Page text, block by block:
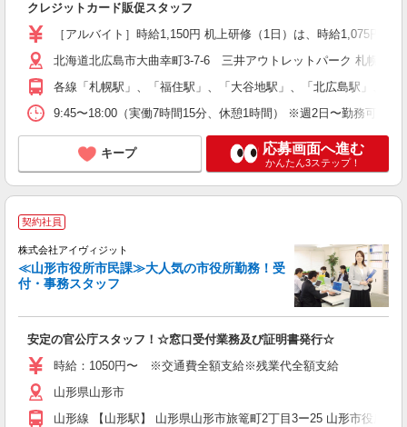
クレジットカード販促スタッフ
［アルバイト］時給1,150円 机上研修（1日）は、時給1,075円 ※
北海道北広島市大曲幸町3-7-6 三井アウトレットパーク 札幌北広
各線「札幌駅」、「福住駅」、「大谷地駅」、「北広島駅」、「
9:45〜18:00（実働7時間15分、休憩1時間） ※週2日〜勤務可能
キープ 応募画面へ進む
かんたん3ステップ！
契約社員
株式会社アイヴィジット
≪山形市役所市民課≫大人気の市役所勤務！受
付・事務スタッフ
安定の官公庁スタッフ！☆窓口受付業務及び証明書発行☆
時給：1050円〜 ※交通費全額支給※残業代全額支給
山形県山形市
山形線 【山形駅】 山形県山形市旅篭町2丁目3ー25 山形市役所